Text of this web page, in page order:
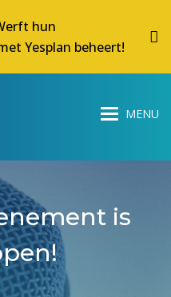
hun
Yesplan beheert!
is